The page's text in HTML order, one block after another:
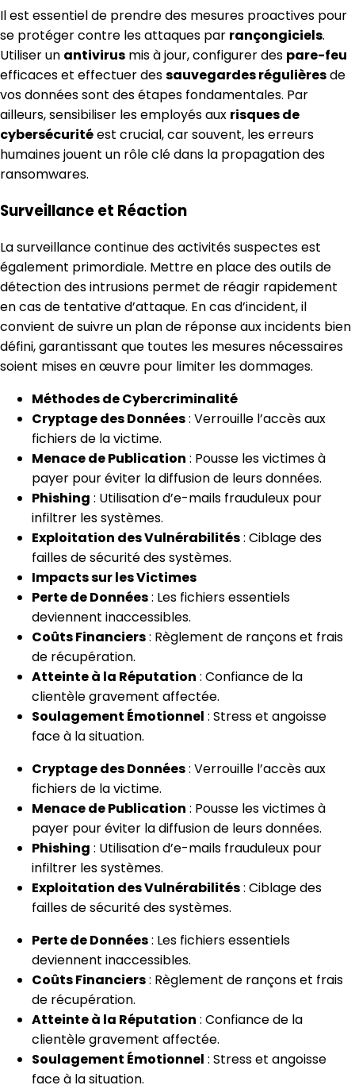
Il est essentiel de prendre des mesures proactives pour
se protéger contre les attaques par rançongiciels.
Utiliser un antivirus mis à jour, configurer des pare-feu
efficaces et effectuer dessauvegardes régulièresde
vos données sont des étapes fondamentales. Par
ailleurs, sensibiliser les employés aux risques de
cybersécuritéest crucial, car souvent, les erreurs
humaines jouent un rôle clé dans la propagation des
ransomwares.
Surveillance et Réaction
La surveillance continue des activités suspectes est
également primordiale. Mettre en place des outils de
détection des intrusions permet de réagir rapidement
en cas de tentative d’attaque. En cas d’incident, il
convient de suivre un plan de réponse aux incidents bien
défini, garantissant que toutes les mesures nécessaires
soient mises en œuvre pour limiter les dommages.
Méthodes de Cybercriminalité
Cryptage des Données: Verrouille l’accès aux
fichiers de la victime.
Menace de Publication : Pousse les victimes à
payer pour éviter la diffusion de leurs données.
Phishing : Utilisation d’e-mails frauduleux pour
infiltrer les systèmes.
Exploitation des Vulnérabilités: Ciblage des
failles de sécurité des systèmes.
Impacts sur les Victimes
Perte de Données: Les fichiers essentiels
deviennent inaccessibles.
Coûts Financiers: Règlement de rançons et frais
de récupération.
Atteinte à la Réputation : Confiance de la
clientèle gravement affectée.
Soulagement Émotionnel : Stress et angoisse
face à la situation.
Cryptage des Données: Verrouille l’accès aux
fichiers de la victime.
Menace de Publication : Pousse les victimes à
payer pour éviter la diffusion de leurs données.
Phishing : Utilisation d’e-mails frauduleux pour
infiltrer les systèmes.
Exploitation des Vulnérabilités: Ciblage des
failles de sécurité des systèmes.
Perte de Données: Les fichiers essentiels
deviennent inaccessibles.
Coûts Financiers: Règlement de rançons et frais
de récupération.
Atteinte à la Réputation : Confiance de la
clientèle gravement affectée.
Soulagement Émotionnel : Stress et angoisse
face à la situation.